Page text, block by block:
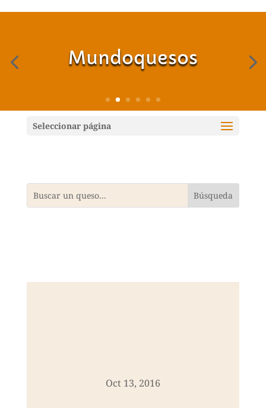
Mundoquesos
Seleccionar página
Oct 13, 2016